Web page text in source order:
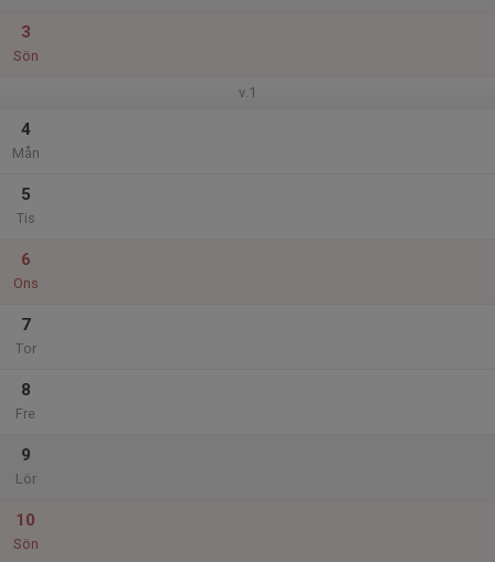
3
Sön
v.1
4
Mån
5
Tis
6
Ons
7
Tor
8
Fre
9
Lör
10
Sön